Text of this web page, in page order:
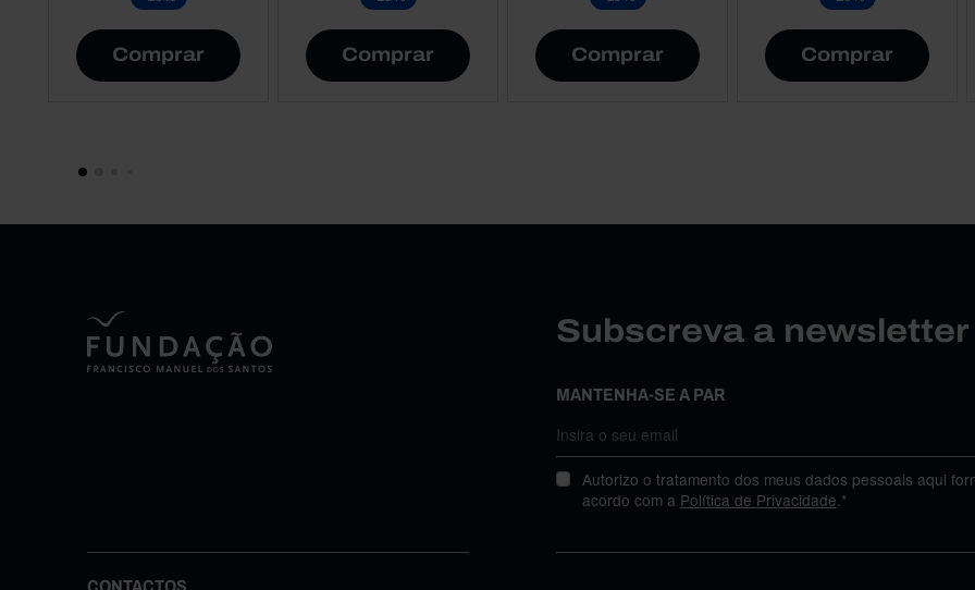
Comprar Comprar Comprar Comprar
Subscreva a
MANTENHA-SE A PAR
Autorizo o tratamento dos meus dados pessoais aqui
acordo com a Política de Privacidade .*
CONTACTOS